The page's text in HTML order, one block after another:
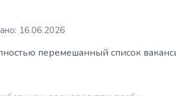
16.06.2026
перемешанный список